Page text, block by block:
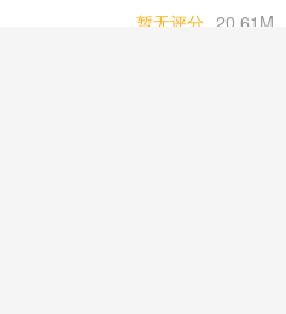
暂无评分 20.61M